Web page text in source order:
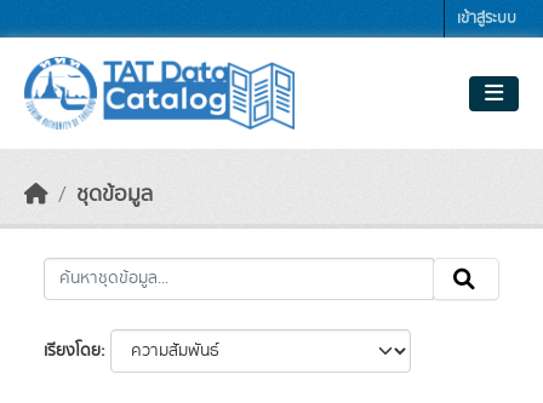
เข้าสู่ระบบ
ชุดข้อมูล
เรียงโดย